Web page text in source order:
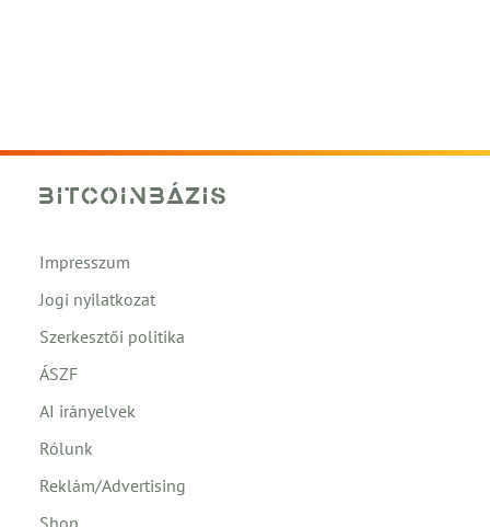
Impresszum
Jogi nyilatkozat
Szerkesztői politika
ÁSZF
AI irányelvek
Rólunk
Reklám/Advertising
Shop